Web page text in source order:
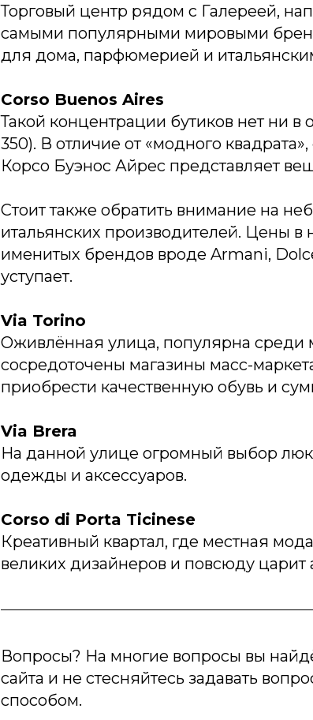
Торговый центр рядом с Галереей,
самыми популярными мировыми
для дома, парфюмерией и
Corso Buenos Aires
Такой концентрации бутиков нет ни
350). В отличие от «модного
Корсо Буэнос Айрес представляет
Стоит также обратить внимание на
итальянских производителей. Цены в
именитых брендов вроде Armani,
уступает.
Via Torino
Оживлённая улица, популярна среди
сосредоточены магазины масс-
приобрести качественную обувь и
Via Brera
На данной улице огромный выбор
одежды и аксессуаров.
Corso di Porta Ticinese
Креативный квартал, где местная
великих дизайнеров и повсюду
Вопросы? На многие вопросы вы
сайта и не стесняйтесь задавать
способом.